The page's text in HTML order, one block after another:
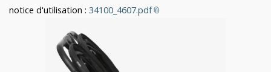
notice d'utilisation : 34100_4607.pdf